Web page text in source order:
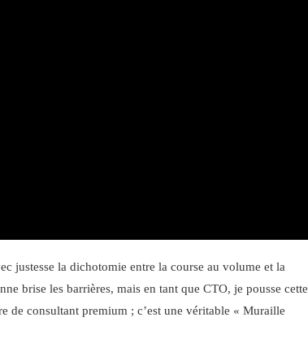
justesse la dichotomie entre la course au volume et la
brise les barrières, mais en tant que CTO, je pousse cette
de consultant premium ; c’est une véritable « Muraille